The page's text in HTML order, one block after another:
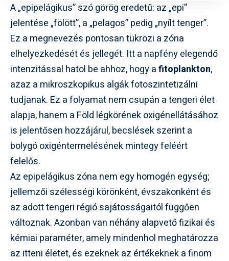
A „epipelágikus” szó görög eredetű: az „epi”
jelentése „fölött”, a „pelagos” pedig „nyílt tenger”.
Ez a megnevezés pontosan tükrözi a zóna
elhelyezkedését és jellegét. Itt a napfény elegendő
intenzitással hatol be ahhoz, hogy afitoplankton,
azaz a mikroszkopikus algák fotoszintetizálni
tudjanak. Ez a folyamat nem csupán a tengeri élet
alapja, hanem a Föld légkörének oxigénellátásához
is jelentősen hozzájárul, becslések szerint a
bolygó oxigéntermelésének mintegy feléért
felelős.
Az epipelágikus zóna nem egy homogén egység;
jellemzői szélességi körönként, évszakonként és
az adott tengeri régió sajátosságaitól függően
változnak. Azonban van néhány alapvető fizikai és
kémiai paraméter, amely mindenhol meghatározza
az itteni életet, és ezeknek az értékeknek a finom